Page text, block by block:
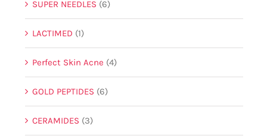
SUPER NEEDLES (6)
LACTIMED (1)
Perfect Skin Acne (4)
GOLD PEPTIDES (6)
CERAMIDES (3)